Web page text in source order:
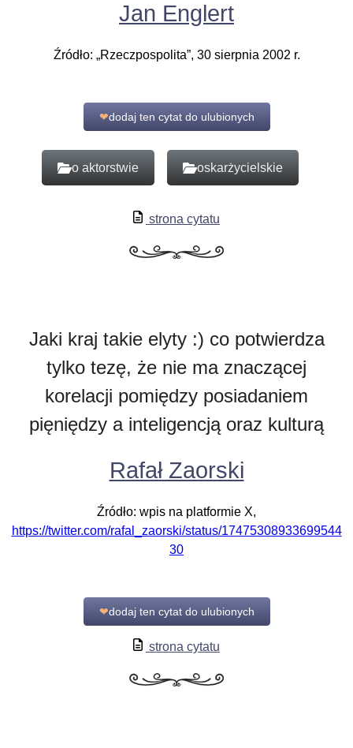
Jan Englert
Źródło: „Rzeczpospolita”, 30 sierpnia 2002 r.
❤dodaj ten cytat do ulubionych
o aktorstwie oskarżycielskie
strona cytatu
Jaki kraj takie elyty :) co potwierdza
tylko tezę, że nie ma znaczącej
korelacji pomiędzy posiadaniem
pięniędzy a inteligencją oraz kulturą
Rafał Zaorski
Źródło: wpis na platformie X,
https://twitter.com/rafal_zaorski/status/17475308933699544
30
❤dodaj ten cytat do ulubionych
strona cytatu